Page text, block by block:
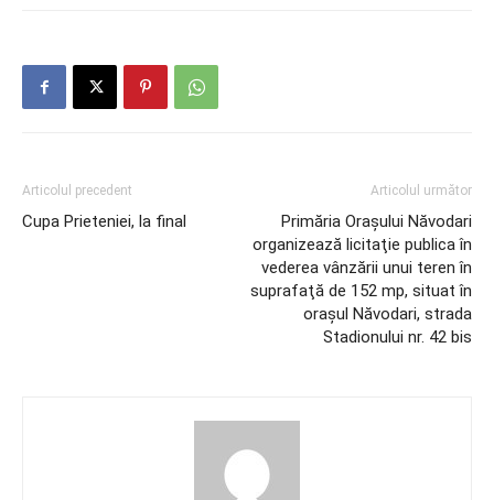
Articolul precedent
Cupa Prieteniei, la final
Articolul următor
Primăria Orașului Năvodari
organizează licitaţie publica în
vederea vânzării unui teren în
suprafaţă de 152 mp, situat în
oraşul Năvodari, strada
Stadionului nr. 42 bis